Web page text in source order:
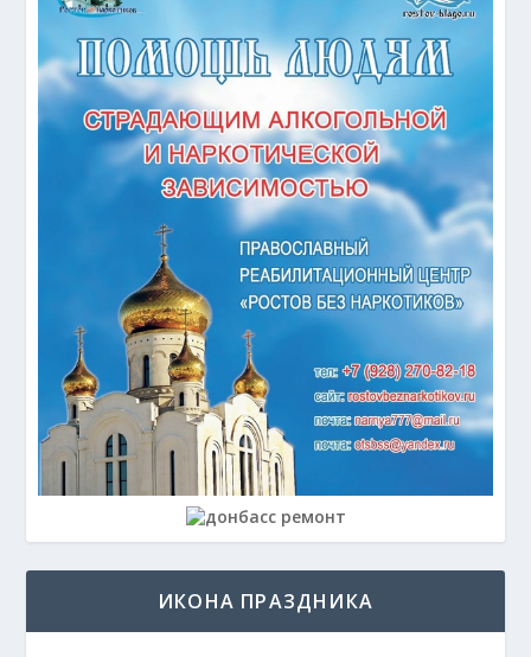
ИКОНА ПРАЗДНИКА